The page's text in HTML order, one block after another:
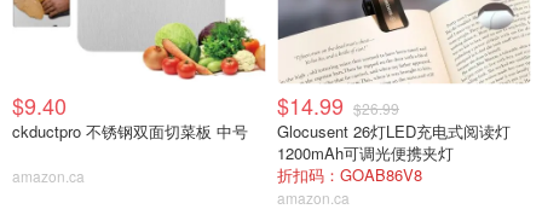
$9.40
ckductpro 不锈钢双面切菜板 中号
amazon.ca
$14.99 $26.99
Glocusent 26灯LED充电式阅读灯
1200mAh可调光便携夹灯
折扣码：GOAB86V8
amazon.ca